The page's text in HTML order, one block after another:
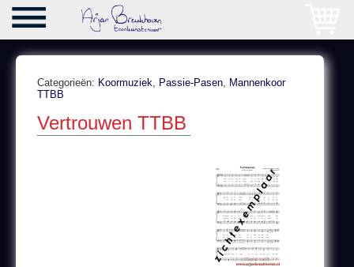
Categorieën: Koormuziek, Passie-Pasen, Mannenkoor
TTBB
Vertrouwen TTBB